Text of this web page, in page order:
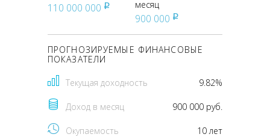
110 000 000 pуб
месяц
900 000 pуб
ПРОГНОЗИРУЕМЫЕ ФИНАНСОВЫЕ
ПОКАЗАТЕЛИ
Текущая доходность 9.82%
Доход в месяц 900 000 руб.
Окупаемость 10 лет